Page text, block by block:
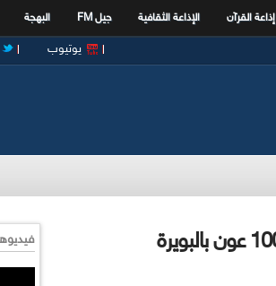
إذاعة القرآن الإذاعة الثقافية جيل FM البهجة
يوتيوب